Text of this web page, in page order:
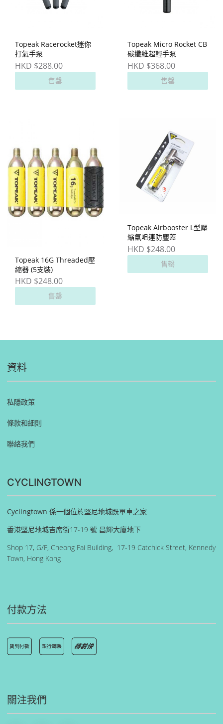
Topeak Racerocket迷你
打氣手泵
HKD $288.00
售罄
Topeak Micro Rocket CB
碳纖維超輕手泵
HKD $368.00
售罄
Topeak 16G Threaded壓
縮器 (5支裝)
HKD $248.00
售罄
Topeak Airbooster L型壓
縮氣咀連防麈蓋
HKD $248.00
售罄
資料
私隱政策
條款和細則
聯絡我們
CYCLINGTOWN
Cyclingtown 係一個位於堅尼地城既單車之家
香港堅尼地城吉席街17-19 號 昌輝大廈地下
Shop 17, G/F, Cheong Fai Building, 17-19 Catchick Street, Kennedy
Town, Hong Kong
付款方法
關注我們